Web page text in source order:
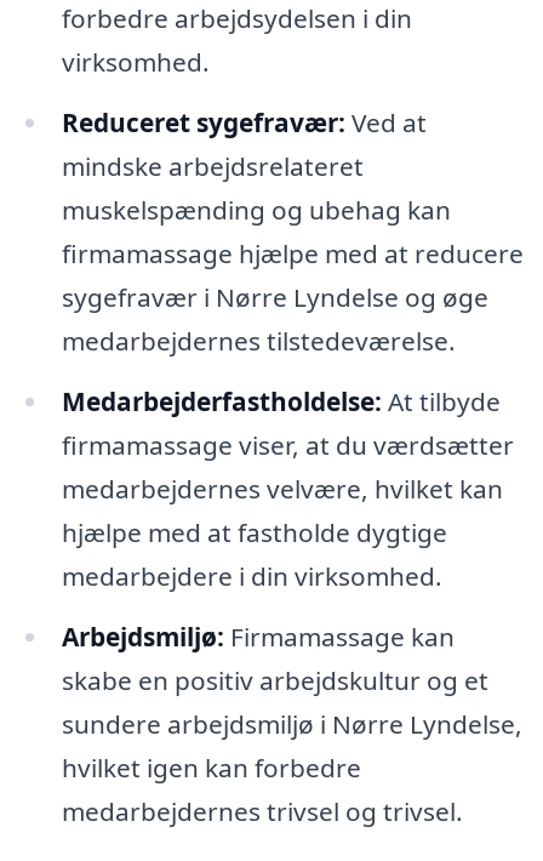
forbedre arbejdsydelsen i din
virksomhed.
Reduceret sygefravær: Ved at
mindske arbejdsrelateret
muskelspænding og ubehag kan
firmamassage hjælpe med at reducere
sygefravær i Nørre Lyndelse og øge
medarbejdernes tilstedeværelse.
Medarbejderfastholdelse: At tilbyde
firmamassage viser, at du værdsætter
medarbejdernes velvære, hvilket kan
hjælpe med at fastholde dygtige
medarbejdere i din virksomhed.
Arbejdsmiljø: Firmamassage kan
skabe en positiv arbejdskultur og et
sundere arbejdsmiljø i Nørre Lyndelse,
hvilket igen kan forbedre
medarbejdernes trivsel og trivsel.